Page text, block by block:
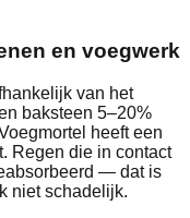
en voegwerk
van het
baksteen 5–20%
heeft een
Regen die in contact
— dat is
niet schadelijk.